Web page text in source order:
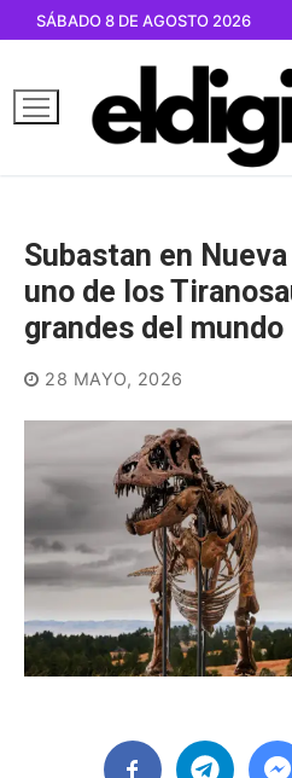
contenido
SÁBADO 8 DE AGOSTO 2026
Subastan en Nueva
uno de los
grandes del mundo
28 MAYO, 2026